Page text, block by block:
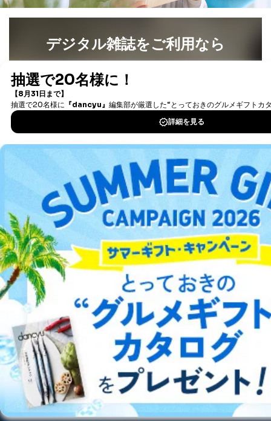
です。また、郵便定額小為替は無記名でお願いしま
す。) なお、郵送料は郵便定額小為替に代えて同額
E.開示等の求めに対する回答方法
望される方は、手続き時にその旨ご連絡ください。
F.非開示事由について
以下の(1)～(7)に該当する場合は、非開示とさせていた
だきます。非開示を決定した場合は、その旨、理由を付
類に記載されている住所、当社に登録されている住所が
一致しないときなど本人が確認できない場合
(2)代理人による申請に際して､代理権が確認できない場
合
(3)所定の申請書類に不備があった場合
(4)開示の求めの対象が開示対象個人情報に該当しない
場合
(5)本人または第三者の生命、身体、財産その他の権利
利益を害するおそれがある場合
(6)当社の業務の適正な実施に著しい支障を及ぼすおそ
れがある場合
(7)他の法令に違反することとなる場合
５．苦情及び相談窓口
当社は、ご提出いただいた個人情報に関する苦情、相
談、及びその他のお問い合わせに、適切、かつ迅速に対
応致します。
ご提出いただいた個人情報に関する苦情、相談は、電話
又は電子メールにて下記までお申し付けください。
■電話による場合
TEL:0570-200-223
デジタル雑誌をご利用なら
書籍）が無料で読み放題！
DOWNLOAD FOR IOS
DOWNLOAD FOR ANDROID
ご利用方法はこちら
総合案内
アフィリエイト 採用情報
プレスリリース お問い合わせ
利用規約プライバシーポリシー 特定商取引法に基づく表示
出版社の皆様へ
投資家の皆様へサイトマップ
©︎2002 FUJISAN MAGAZINE SERVICE CO., Ltd.